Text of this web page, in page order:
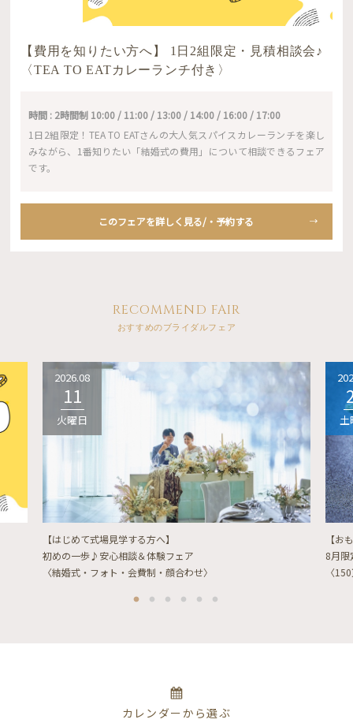
【費用を知りたい方へ】 1日2組限定・見積相談会♪
〈TEA TO EATカレーランチ付き〉
時間 : 2時間制 10:00 / 11:00 / 13:00 / 14:00 / 16:00 / 17:00
1日2組限定！TEA TO EATさんの大人気スパイスカレーランチを楽し
みながら、1番知りたい「結婚式の費用」について相談できるフェア
です。
このフェアを詳しく見る/・予約する
RECOMMEND FAIR
おすすめのブライダルフェア
2026.08
11
火曜日
【はじめて式場見学する方へ】
初めの一歩♪安心相談＆体験フェア
〈結婚式・フォト・会費制・顔合わせ〉
土
【お
8月限
〈
カレンダーから選ぶ